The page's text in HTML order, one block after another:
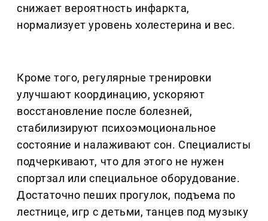
снижает вероятность инфаркта,
нормализует уровень холестерина и вес.
Кроме того, регулярные тренировки
улучшают координацию, ускоряют
восстановление после болезней,
стабилизируют психоэмоциональное
состояние и налаживают сон. Специалисты
подчеркивают, что для этого не нужен
спортзал или специальное оборудование.
Достаточно пеших прогулок, подъема по
лестнице, игр с детьми, танцев под музыку